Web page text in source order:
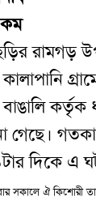
রামগড়
কর্তৃক
গেছে।
দিকে এ
সকালে ঐ কিশোরী